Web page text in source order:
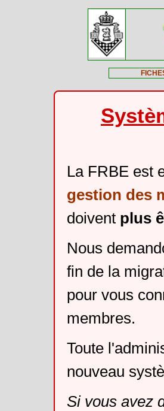
La FRBE est
gestion des
doivent plus
Nous
fin de la
pour vous
membres.
Toute
nouveau
Si vous avez